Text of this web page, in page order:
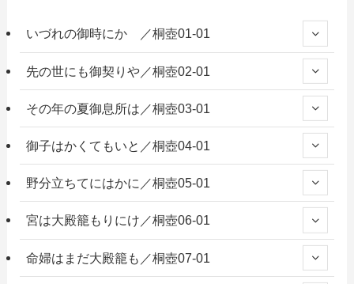
いづれの御時にか ／桐壺01-01
先の世にも御契りや／桐壺02-01
その年の夏御息所は／桐壺03-01
御子はかくてもいと／桐壺04-01
野分立ちてにはかに／桐壺05-01
宮は大殿籠もりにけ／桐壺06-01
命婦はまだ大殿籠も／桐壺07-01